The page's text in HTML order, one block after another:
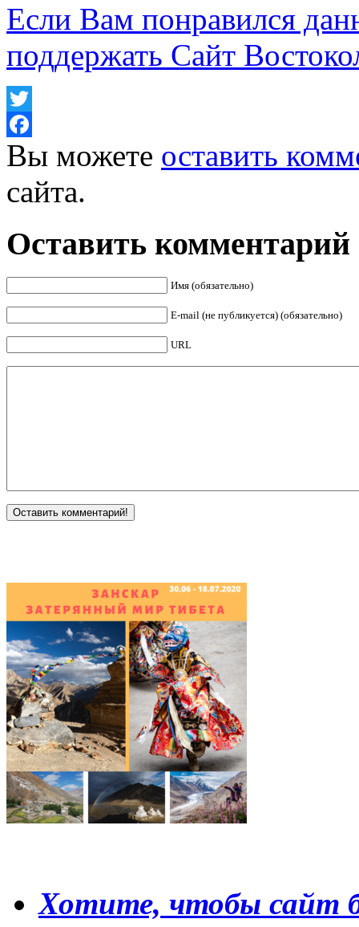
Если Вам понравился
поддержать Сайт
Twitter
Facebook
Вы можете оставить
сайта.
Оставить комментарий
Имя (обязательно)
E-mail (не публикуется) (обязательно)
URL
Хотите, чтобы сайт